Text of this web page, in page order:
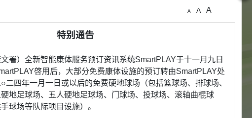
A A A
特别通告
署）全新智能康体服务预订资讯系统SmartPLAY于十一月九日
啓用后，大部分免费康体设施的预订转由SmartPLAY处
二四年一月一日或以后的免费硬地球场（包括篮球场、排球场、
地足球场、五人硬地足球场、门球场、投球场、滚轴曲棍球
球场等队际项目设施）。